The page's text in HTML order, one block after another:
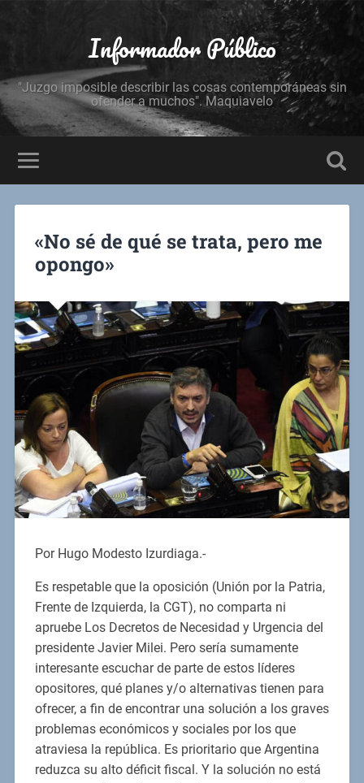
Informador Público
"Juzgo imposible describir las cosas contemporáneas sin
ofender a muchos". Maquiavelo
«No sé de qué se trata, pero me
opongo»
Por Hugo Modesto Izurdiaga.-
Es respetable que la oposición (Unión por la Patria,
Frente de Izquierda, la CGT), no comparta ni
apruebe Los Decretos de Necesidad y Urgencia del
presidente Javier Milei. Pero sería sumamente
interesante escuchar de parte de estos líderes
opositores, qué planes y/o alternativas tienen para
ofrecer, a fin de encontrar una solución a los graves
problemas económicos y sociales por los que
atraviesa la república. Es prioritario que Argentina
reduzca su alto déficit fiscal. Y la solución no está